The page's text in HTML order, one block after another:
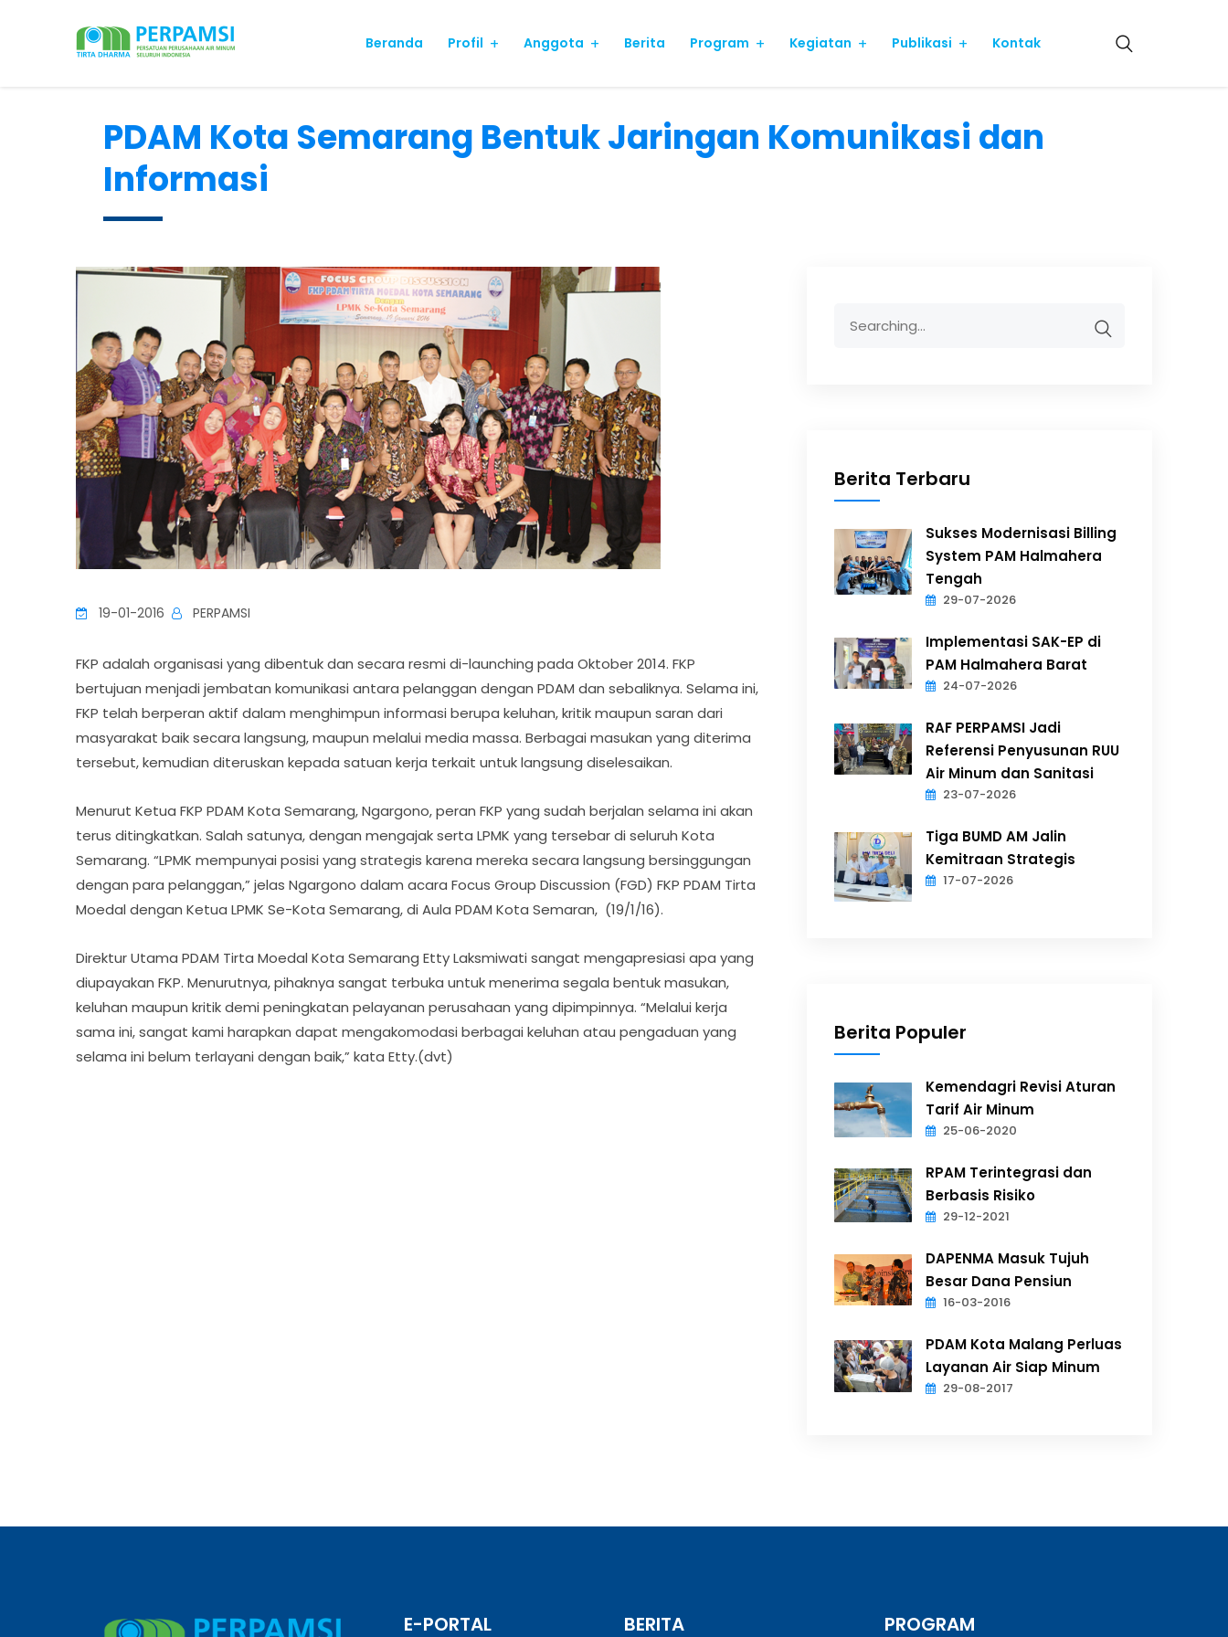
Beranda Profil Anggota Berita Program Kegiatan Publikasi Kontak
PDAM Kota Semarang Bentuk Jaringan Komunikasi dan
Informasi
Berita Terbaru
Sukses Modernisasi Billing
System PAM Halmahera
Tengah
29-07-2026
Implementasi SAK-EP di
PAM Halmahera Barat
24-07-2026
RAF PERPAMSI Jadi
Referensi Penyusunan RUU
Air Minum dan Sanitasi
23-07-2026
Tiga BUMD AM Jalin
Kemitraan Strategis
17-07-2026
Berita Populer
Kemendagri Revisi Aturan
Tarif Air Minum
25-06-2020
RPAM Terintegrasi dan
Berbasis Risiko
29-12-2021
DAPENMA Masuk Tujuh
Besar Dana Pensiun
16-03-2016
PDAM Kota Malang Perluas
Layanan Air Siap Minum
29-08-2017
19-01-2016 PERPAMSI
FKP adalah organisasi yang dibentuk dan secara resmi di-launching pada Oktober 2014. FKP
bertujuan menjadi jembatan komunikasi antara pelanggan dengan PDAM dan sebaliknya. Selama ini,
FKP telah berperan aktif dalam menghimpun informasi berupa keluhan, kritik maupun saran dari
masyarakat baik secara langsung, maupun melalui media massa. Berbagai masukan yang diterima
tersebut, kemudian diteruskan kepada satuan kerja terkait untuk langsung diselesaikan.
Menurut Ketua FKP PDAM Kota Semarang, Ngargono, peran FKP yang sudah berjalan selama ini akan
terus ditingkatkan. Salah satunya, dengan mengajak serta LPMK yang tersebar di seluruh Kota
Semarang. “LPMK mempunyai posisi yang strategis karena mereka secara langsung bersinggungan
dengan para pelanggan,” jelas Ngargono dalam acara Focus Group Discussion (FGD) FKP PDAM Tirta
Moedal dengan Ketua LPMK Se-Kota Semarang, di Aula PDAM Kota Semaran, (19/1/16).
Direktur Utama PDAM Tirta Moedal Kota Semarang Etty Laksmiwati sangat mengapresiasi apa yang
diupayakan FKP. Menurutnya, pihaknya sangat terbuka untuk menerima segala bentuk masukan,
keluhan maupun kritik demi peningkatan pelayanan perusahaan yang dipimpinnya. “Melalui kerja
sama ini, sangat kami harapkan dapat mengakomodasi berbagai keluhan atau pengaduan yang
selama ini belum terlayani dengan baik,” kata Etty.(dvt)
E-PORTAL BERITA PROGRAM